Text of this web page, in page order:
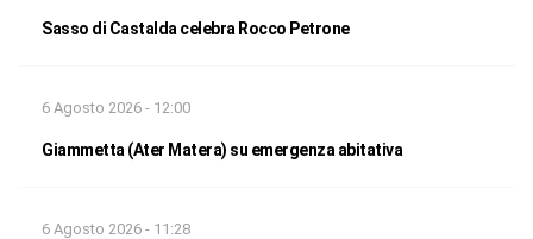
Sasso di Castalda celebra Rocco Petrone
6 Agosto 2026 - 12:00
Giammetta (Ater Matera) su emergenza abitativa
6 Agosto 2026 - 11:28